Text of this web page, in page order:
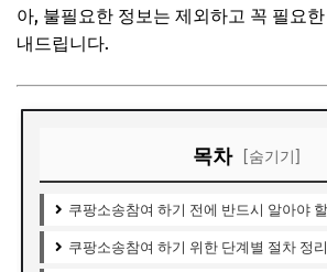
아, 불필요한 정보는 제외하고 꼭 필요
내드립니다.
목차 [숨기기]
쿠팡소송참여 하기 전에 반드시 알아야
쿠팡소송참여 하기 위한 단계별 절차 정리